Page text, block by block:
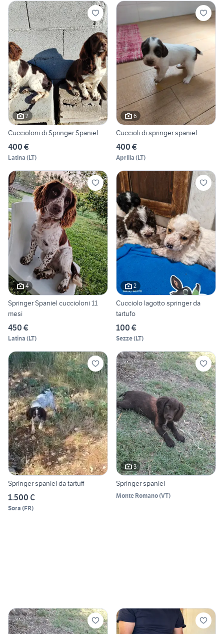
2
Cuccioloni di Springer Spaniel
400 €
Latina (LT)
6
Cuccioli di springer spaniel
400 €
Aprilia (LT)
4
Springer Spaniel cuccioloni 11
mesi
450 €
Latina (LT)
2
Cucciolo lagotto springer da
tartufo
100 €
Sezze(LT)
Springer spaniel da tartufi
1.500 €
Sora (FR)
3
Springer spaniel
Monte Romano(VT)